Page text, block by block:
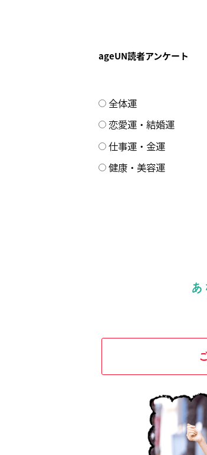
ageUN読者アンケート
全体運
恋愛運・結婚運
仕事運・金運
健康・美容運